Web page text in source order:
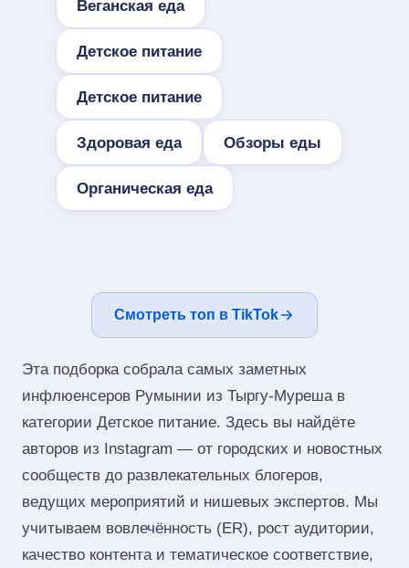
Веганская еда
Детское питание
Детское питание
Здоровая еда Обзоры еды
Органическая еда
Смотреть топ в TikTok
Эта подборка собрала самых заметных
инфлюенсеров Румынии из Тыргу-Муреша в
категории Детское питание. Здесь вы найдёте
авторов из Instagram — от городских и новостных
сообществ до развлекательных блогеров,
ведущих мероприятий и нишевых экспертов. Мы
учитываем вовлечённость (ER), рост аудитории,
качество контента и тематическое соответствие,